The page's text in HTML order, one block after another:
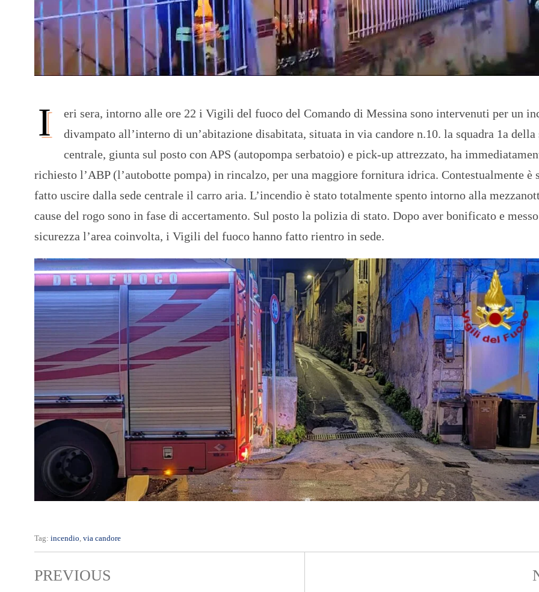
R
T
A
E
r
R
E
O
I
eri sera, intorno alle ore 22 i Vigili del fuoco del Comando di Messina sono intervenuti per un
divampato all’interno di un’abitazione disabitata, situata in via candore n.10. la squadra 1a della
centrale, giunta sul posto con APS (autopompa serbatoio) e pick-up attrezzato, ha
richiesto l’ABP (l’autobotte pompa) in rincalzo, per una maggiore fornitura idrica. Contestualmente è
fatto uscire dalla sede centrale il carro aria. L’incendio è stato totalmente spento intorno alla
cause del rogo sono in fase di accertamento. Sul posto la polizia di stato. Dopo aver bonificato e
sicurezza l’area coinvolta, i Vigili del fuoco hanno fatto rientro in sede.
Tag: incendio, via candore
PREVIOUS